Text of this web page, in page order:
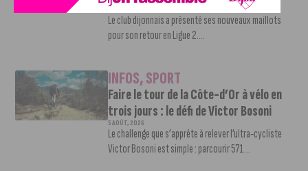
Le club dijonnais a présenté ses nouveaux maillots
pour son retour en Ligue 2....
INFOS,SPORT
Faire le tour de la Côte-d’Or à vélo en
trois jours : le défi de Victor Bosoni
5 AOÛT, 2026
Le challenge que s’apprête à relever l’ultra-cycliste
Victor Bosoni est simple : parcourir 571...